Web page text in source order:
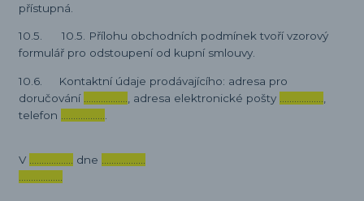
přístupná.
10.5. 10.5. Přílohu obchodních podmínek tvoří vzorový
formulář pro odstoupení od kupní smlouvy.
10.6. Kontaktní údaje prodávajícího: adresa pro
doručování
, adresa elektronické pošty
telefon
V dne